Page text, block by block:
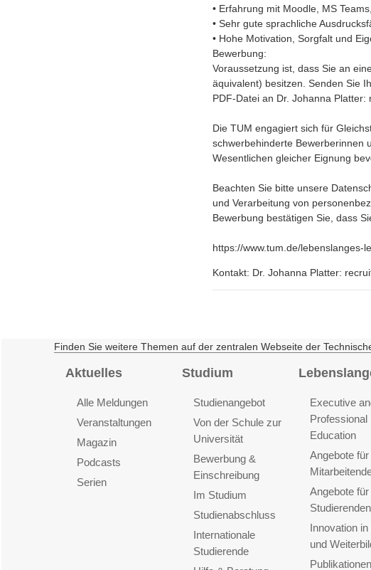
• Erfahrung mit Moodle, MS
• Sehr gute sprachliche
• Hohe Motivation, Sorgfalt und
Bewerbung:
Voraussetzung ist, dass Sie an
äquivalent) besitzen. Senden Sie
PDF-Datei an Dr. Johanna Platter:
Die TUM engagiert sich für
schwerbehinderte Bewerberinnen
Wesentlichen gleicher Eignung
Beachten Sie bitte unsere
und Verarbeitung von
Bewerbung bestätigen Sie, dass
https://www.tum.de/lebenslanges-
Kontakt: Dr. Johanna Platter:
Finden Sie weitere Themen auf der zentralen Webseite der
Aktuelles
Alle Meldungen
Veranstaltungen
Magazin
Podcasts
Serien
Studium
Studienangebot
Von der Schule zur
Universität
Bewerbung &
Einschreibung
Im Studium
Studienabschluss
Internationale
Studierende
Executive
Professional
Education
Angebote
Angebote
Studierenden
Innovation in
und